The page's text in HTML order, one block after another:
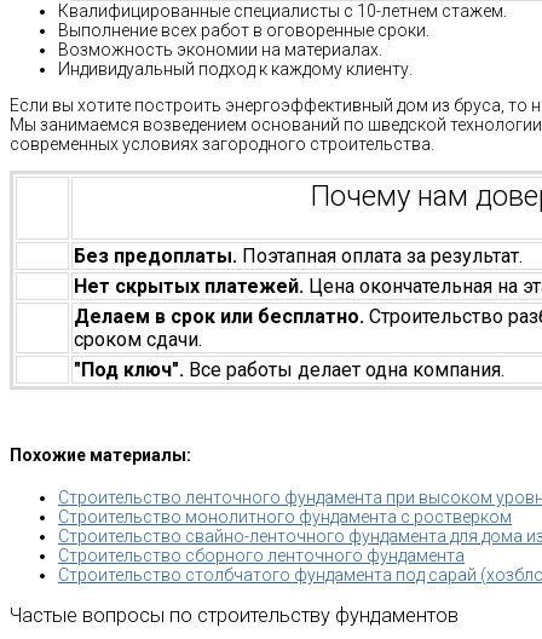
Квалифицированные специалисты с 10-летнем стажем.
Выполнение всех работ в оговоренные сроки.
Возможность экономии на материалах.
Индивидуальный подход к каждому клиенту.
Если вы хотите построить энергоэффективный дом из бруса, то
Мы занимаемся возведением оснований по шведской
современных условиях загородного строительства.
Почему нам
Без предоплаты. Поэтапная оплата за результат.
Нет скрытых платежей. Цена окончательная на
Делаем в срок или бесплатно. Строительство
сроком сдачи.
"Под ключ". Все работы делает одна компания.
Похожие материалы:
Строительство ленточного фундамента при высоком
Строительство монолитного фундамента с ростверком
Строительство свайно-ленточного фундамента для дома
Строительство сборного ленточного фундамента
Строительство столбчатого фундамента под сарай
Частые вопросы по строительству фундаментов